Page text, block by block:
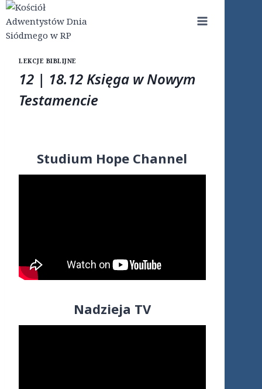
Przejdź
do
treści
LEKCJE BIBLIJNE
12 | 18.12 Księga w Nowym
Testamencie
Studium Hope Channel
Nadzieja TV